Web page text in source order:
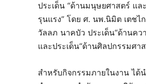
ประเด็น “ด้านมนุษยศาสตร์ แล
รุนแรง” โดย ศ. นพ.นิมิต เตช
วัลลภ นาคบัว ประเด็น“ด้านค
และประเด็น“ด้านศิลปกรรมศ
สำหรับกิจกรรมภายในงาน ได้